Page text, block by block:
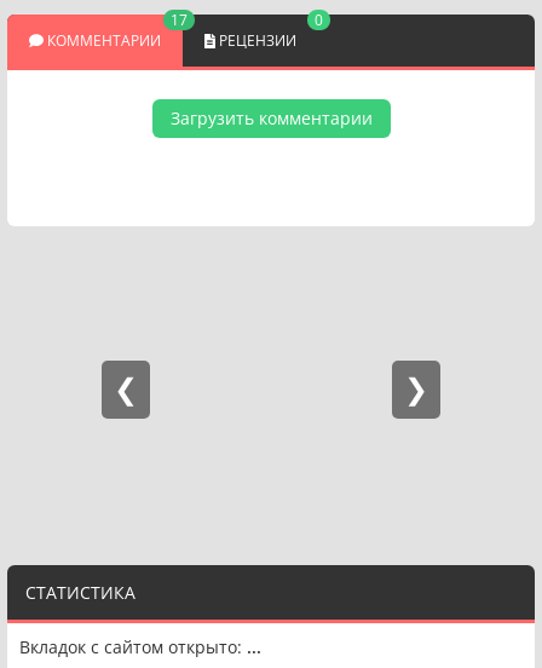
СТАТИСТИКА
Вкладок с сайтом открыто: ...
КОММЕНТАРИИ
17
РЕЦЕНЗИИ
0
Загрузить комментарии